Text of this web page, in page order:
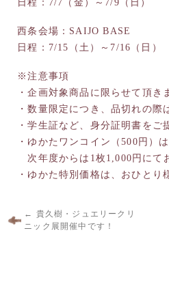
日程：7/7（金）～7/9（日）
西条会場：SAIJO BASE
日程：7/15（土）～7/16（日）
※注意事項
・企画対象商品に限らせて頂き
・数量限定につき、品切れの際
・学生証など、身分証明書をご
・ゆかたワンコイン（500円）
次年度からは1枚1,000円にて
・ゆかた特別価格は、おひとり
← 貴久樹・ジュエリークリ
ニック展開催中です！